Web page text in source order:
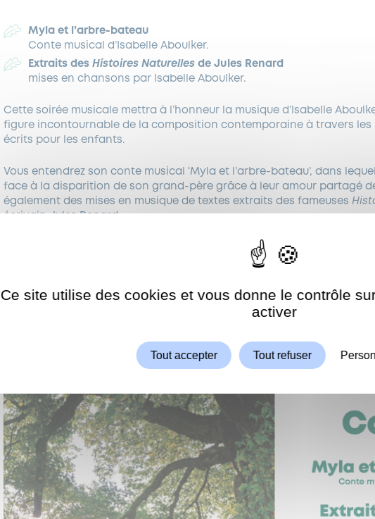
Myla et l’arbre-bateau
Conte musical d’Isabelle Aboulker.
Extraits des Histoires Naturelles de Jules Renard
mises en chansons par Isabelle Aboulker.
Cette soirée musicale mettra à l’honneur la musique d’Isabelle
figure incontournable de la composition contemporaine à travers les
écrits pour les enfants.
Vous entendrez son conte musical ‘Myla et l’arbre-bateau’, dans
face à la disparition de son grand-père grâce à leur amour partagé
également des mises en musique de textes extraits des fameuses
écrivain Jules Renard.
En prélude à la soirée, la chorale Piacevole interprétera trois
Entrée libre
Téléchargez le programme
Autoriser
Ce site utilise des cookies et vous donne le contrôle
activer
Tout accepter Tout refuser